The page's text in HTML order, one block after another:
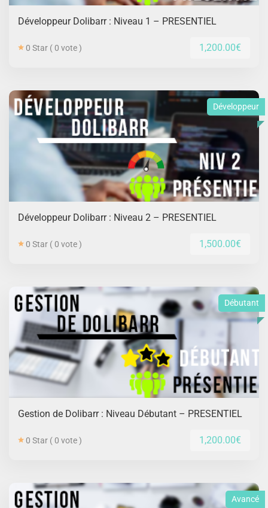
Développeur Dolibarr : Niveau 1 – PRESENTIEL
0 Star ( 0 vote ) 1,200.00€
Développeur
Développeur Dolibarr : Niveau 2 – PRESENTIEL
0 Star ( 0 vote ) 1,500.00€
Débutant
Gestion de Dolibarr : Niveau Débutant – PRESENTIEL
0 Star ( 0 vote ) 1,200.00€
Avancé